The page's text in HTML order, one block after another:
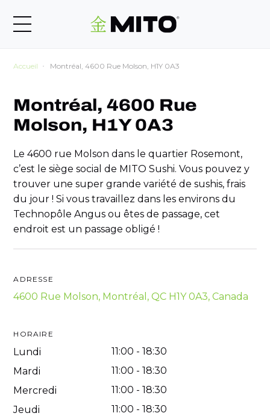
Accueil Montréal, 4600 Rue Molson, H1Y 0A3
Montréal, 4600 Rue
Molson, H1Y 0A3
Le 4600 rue Molson dans le quartier Rosemont,
c’est le siège social de MITO Sushi. Vous pouvez y
trouver une super grande variété de sushis, frais
du jour ! Si vous travaillez dans les environs du
Technopôle Angus ou êtes de passage, cet
endroit est un passage obligé !
ADRESSE
4600 Rue Molson, Montréal, QC H1Y 0A3, Canada
HORAIRE
Lundi 11:00 -18:30
Mardi
11:00 -18:30
Mercredi
11:00 -18:30
Jeudi
11:00 -18:30